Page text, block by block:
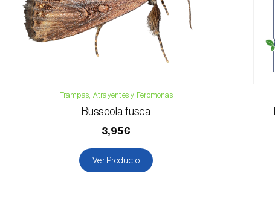
Trampas, Atrayentes y Feromonas
Busseola fusca
3,95€
Ver Producto